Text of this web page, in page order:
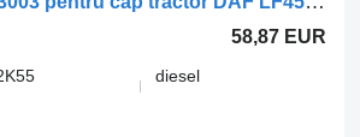
58,87 EUR
diesel